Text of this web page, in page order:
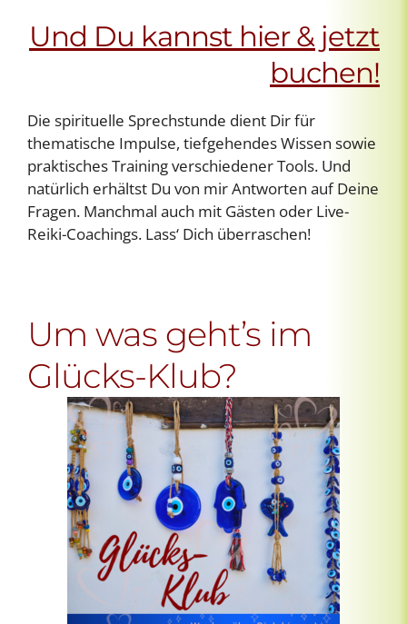
Und Du kannst hier & jetzt
buchen!
Die spirituelle Sprechstunde dient Dir für
thematische Impulse, tiefgehendes Wissen sowie
praktisches Training verschiedener Tools. Und
natürlich erhältst Du von mir Antworten auf Deine
Fragen. Manchmal auch mit Gästen oder Live-
Reiki-Coachings. Lass‘ Dich überraschen!
Um was geht’s im
Glücks-Klub?